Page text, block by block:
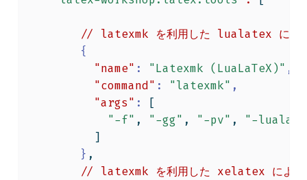
// latexmk を利用した lualatex によ
{
"name" : "Latexmk (LuaLaTeX)" ,
"command" : "latexmk" ,
"args" :
[
"-f" , "-gg" , "-pv" ,
"-
]
} ,
//
latexmk を利用した xelatex によ